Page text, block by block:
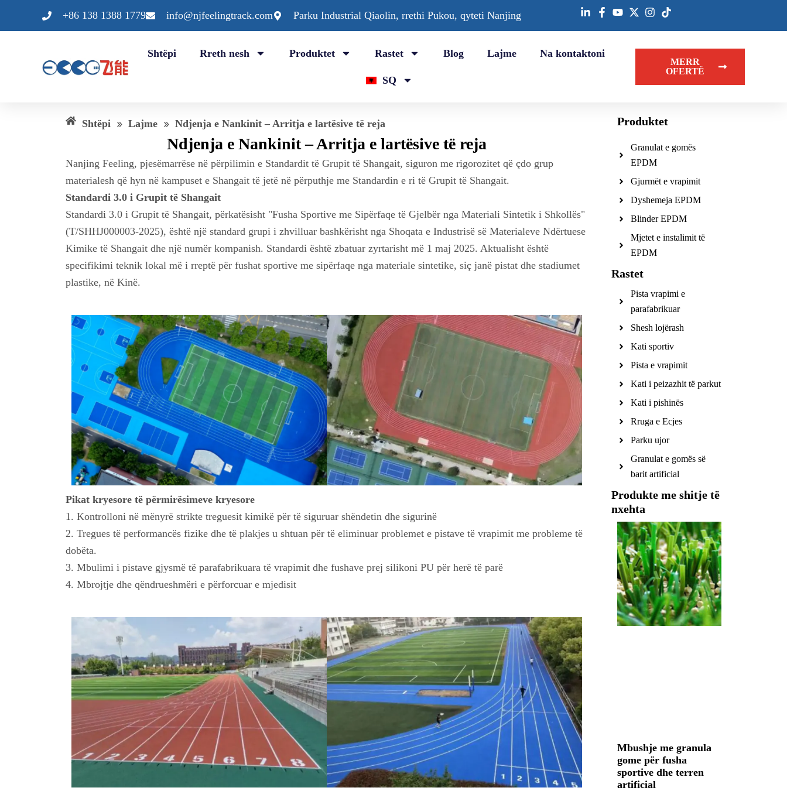
+86 138 1388 1779 info@njfeelingtrack.com Parku Industrial Qiaolin, rrethi Pukou, qyteti Nanjing
Shtëpi Rreth nesh Produktet Rastet Blog Lajme Na kontaktoni
SQ
MERR
OFERTË
Shtëpi » Lajme » Ndjenja e Nankinit – Arritja e lartësive të reja
Ndjenja e Nankinit – Arritja e lartësive të reja
Nanjing Feeling, pjesëmarrëse në përpilimin e Standardit të Grupit të Shangait, siguron me rigorozitet që çdo grup
materialesh që hyn në kampuset e Shangait të jetë në përputhje me Standardin e ri të Grupit të Shangait.
Standardi 3.0 i Grupit të Shangait
Standardi 3.0 i Grupit të Shangait, përkatësisht "Fusha Sportive me Sipërfaqe të Gjelbër nga Materiali Sintetik i Shkollës"
(T/SHHJ000003-2025), është një standard grupi i zhvilluar bashkërisht nga Shoqata e Industrisë së Materialeve Ndërtuese
Kimike të Shangait dhe një numër kompanish. Standardi është zbatuar zyrtarisht më 1 maj 2025. Aktualisht është
specifikimi teknik lokal më i rreptë për fushat sportive me sipërfaqe nga materiale sintetike, siç janë pistat dhe stadiumet
plastike, në Kinë.
Pikat kryesore të përmirësimeve kryesore
1. Kontrolloni në mënyrë strikte treguesit kimikë për të siguruar shëndetin dhe sigurinë
2. Tregues të performancës fizike dhe të plakjes u shtuan për të eliminuar problemet e pistave të vrapimit me probleme të
dobëta.
3. Mbulimi i pistave gjysmë të parafabrikuara të vrapimit dhe fushave prej silikoni PU për herë të parë
4. Mbrojtje dhe qëndrueshmëri e përforcuar e mjedisit
Produktet
Granulat e gomës
EPDM
Gjurmët e vrapimit
Dyshemeja EPDM
Blinder EPDM
Mjetet e instalimit të
EPDM
Rastet
Pista vrapimi e
parafabrikuar
Shesh lojërash
Kati sportiv
Pista e vrapimit
Kati i peizazhit të parkut
Kati i pishinës
Rruga e Ecjes
Parku ujor
Granulat e gomës së
barit artificial
Produkte me shitje të
nxehta
Mbushje me granula
gome për fusha
sportive dhe terren
artificial